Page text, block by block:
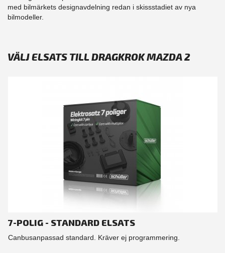
med bilmärkets designavdelning redan i skissstadiet av nya
bilmodeller.
VÄLJ ELSATS TILL DRAGKROK MAZDA 2
7-POLIG - STANDARD ELSATS
Canbusanpassad standard. Kräver ej programmering.